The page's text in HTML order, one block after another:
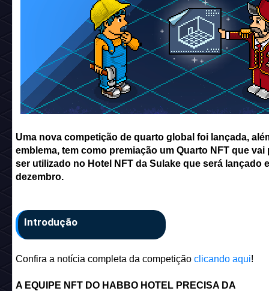
Uma nova competição de quarto global foi lançada,
emblema, tem como premiação um Quarto NFT que vai
ser utilizado no Hotel NFT da Sulake que será lançado
dezembro.
Introdução
Confira a notícia completa da competição clicando aqui!
A EQUIPE NFT DO HABBO HOTEL PRECISA DA